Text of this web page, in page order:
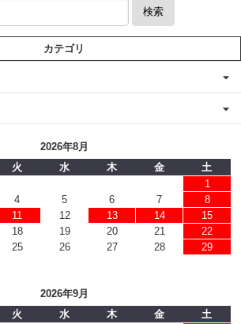
検索
カテゴリ
2026年8月
火 水 木 金
土
1
4 5 6 7
8
11 12 13 14
15
18 19 20 21
22
25 26 27 28
29
2026年9月
火 水 木 金
土